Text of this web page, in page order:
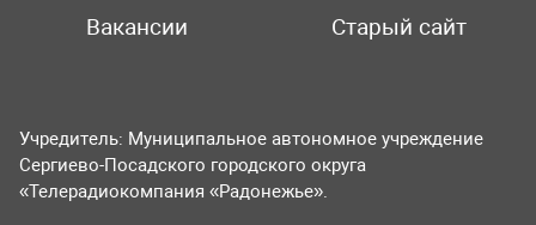
Вакансии
Старый сайт
Учредитель: Муниципальное автономное учреждение
Сергиево-Посадского городского округа
«Телерадиокомпания «Радонежье».